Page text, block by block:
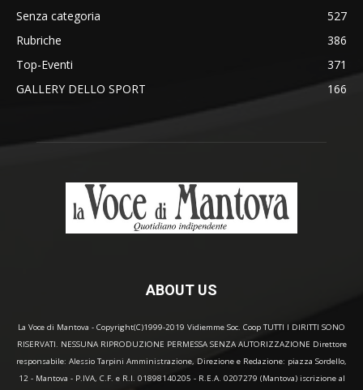
Senza categoria
527
Rubriche
386
Top-Eventi
371
GALLERY DELLO SPORT
166
ABOUT US
La Voce di Mantova - Copyright(C)1999-2019 Vidiemme Soc. Coop TUTTI I DIRITTI SONO
RISERVATI. NESSUNA RIPRODUZIONE PERMESSA SENZA AUTORIZZAZIONE Direttore
responsabile: Alessio Tarpini Amministrazione, Direzione e Redazione: piazza Sordello,
12 - Mantova - P.IVA, C.F. e R.I. 01898140205 - R.E.A. 0207279 (Mantova) iscrizione al